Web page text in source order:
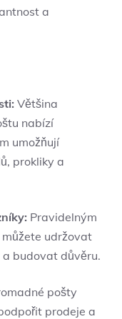
a
Většina
nabízí
umožňují
prokliky a
Pravidelným
udržovat
budovat důvěru.
pošty
prodeje a